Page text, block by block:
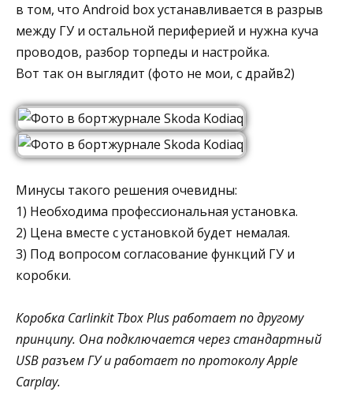
в том, что Android box устанавливается в разрыв
между ГУ и остальной периферией и нужна куча
проводов, разбор торпеды и настройка.
Вот так он выглядит (фото не мои, с драйв2)
Минусы такого решения очевидны:
1) Необходима профессиональная установка.
2) Цена вместе с установкой будет немалая.
3) Под вопросом согласование функций ГУ и
коробки.
Коробка Carlinkit Tbox Plus работает по другому
принципу. Она подключается через стандартный
USB разъем ГУ и работает по протоколу Apple
Carplay.